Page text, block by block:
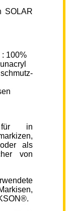
SOLAR
: 100%
für in
als
von